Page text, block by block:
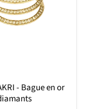
- Bague en or